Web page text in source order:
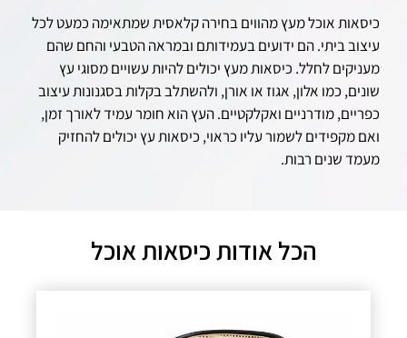
כיסאות אוכל מעץ מהווים בחירה קלאסית שמתאימה כמעט לכל
עיצוב ביתי. הם ידועים בעמידותם ובמראה הטבעי והחם שהם
מעניקים לחלל. כיסאות מעץ יכולים להיות עשויים מסוגי עץ
שונים, כמו אלון, אגוז או אורן, ולהשתלב בקלות בסגנונות עיצוב
כפריים, מודרניים ואקלקטיים. העץ הוא חומר עמיד לאורך זמן,
ואם מקפידים לשמור עליו כראוי, כיסאות עץ יכולים להחזיק
מעמד שנים רבות.
הכל אודות כיסאות אוכל